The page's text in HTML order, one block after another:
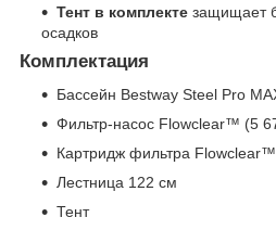
Тент в комплекте защищает
осадков
Комплектация
Бассейн Bestway Steel Pro
Фильтр-насос Flowclear™ (5
Картридж фильтра Flowclear™
Лестница 122 см
Тент